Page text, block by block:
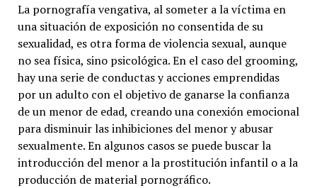
La pornografía vengativa, al someter a la víctima en
una situación de exposición no consentida de su
sexualidad, es otra forma de violencia sexual, aunque
no sea física, sino psicológica. En el caso del grooming,
hay una serie de conductas y acciones emprendidas
por un adulto con el objetivo de ganarse la confianza
de un menor de edad, creando una conexión emocional
para disminuir las inhibiciones del menor y abusar
sexualmente. En algunos casos se puede buscar la
introducción del menor a la prostitución infantil o a la
producción de material pornográfico.